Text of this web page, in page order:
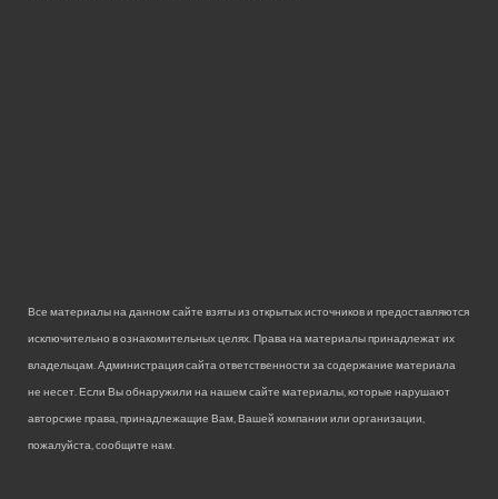
Все материалы на данном сайте взяты из открытых источников и предоставляются
исключительно в ознакомительных целях. Права на материалы принадлежат их
владельцам. Администрация сайта ответственности за содержание материала
не несет. Если Вы обнаружили на нашем сайте материалы, которые нарушают
авторские права, принадлежащие Вам, Вашей компании или организации,
пожалуйста, сообщите нам.